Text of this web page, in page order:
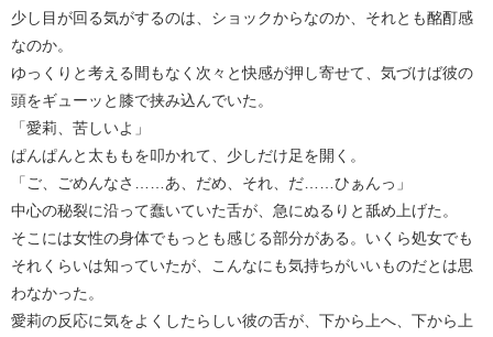
少し目が回る気がするのは、ショックからなのか、それとも酩酊感
なのか。
ゆっくりと考える間もなく次々と快感が押し寄せて、気づけば彼の
頭をギューッと膝で挟み込んでいた。
「愛莉、苦しいよ」
ぱんぱんと太ももを叩かれて、少しだけ足を開く。
「ご、ごめんなさ……あ、だめ、それ、だ……ひぁんっ」
中心の秘裂に沿って蠢いていた舌が、急にぬるりと舐め上げた。
そこには女性の身体でもっとも感じる部分がある。いくら処女でも
それくらいは知っていたが、こんなにも気持ちがいいものだとは思
わなかった。
愛莉の反応に気をよくしたらしい彼の舌が、下から上へ、下から上